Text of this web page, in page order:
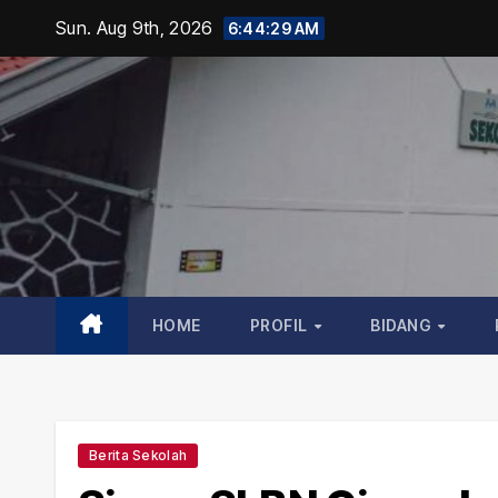
content
Sun. Aug 9th, 2026 6:44:30 AM
HOME PROFIL BIDANG
Berita Sekolah